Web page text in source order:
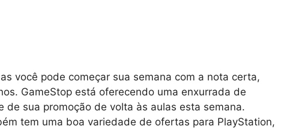
você pode começar sua semana com a nota certa,
GameStop está oferecendo uma enxurrada de
de sua promoção de volta às aulas esta semana.
tem uma boa variedade de ofertas para PlayStation,